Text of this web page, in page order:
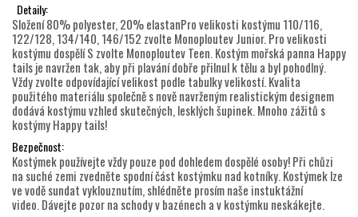
Detaily:
Složení 80% polyester, 20% elastanPro velikosti kostýmu 110/116,
122/128, 134/140, 146/152 zvolte Monoploutev Junior. Pro velikosti
kostýmu dospělí S zvolte Monoploutev Teen. Kostým mořská panna Happy
tails je navržen tak, aby při plavání dobře přilnul k tělu a byl pohodlný.
Vždy zvolte odpovídající velikost podle tabulky velikostí. Kvalita
použitého materiálu společně s nově navrženým realistickým designem
dodává kostýmu vzhled skutečných, lesklých šupinek. Mnoho zážitů s
kostýmy Happy tails!
Bezpečnost:
Kostýmek používejte vždy pouze pod dohledem dospělé osoby! Při chůzi
na suché zemi zvedněte spodní část kostýmku nad kotníky. Kostýmek lze
ve vodě sundat vyklouznutím, shlédněte prosím naše instuktážní
video. Dávejte pozor na schody v bazénech a v kostýmku neskákejte.